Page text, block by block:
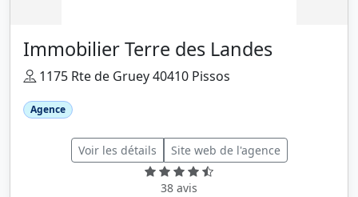
Immobilier Terre des Landes
1175 Rte de Gruey 40410 Pissos
Agence
Voir les détails Site web de l'agence
38 avis